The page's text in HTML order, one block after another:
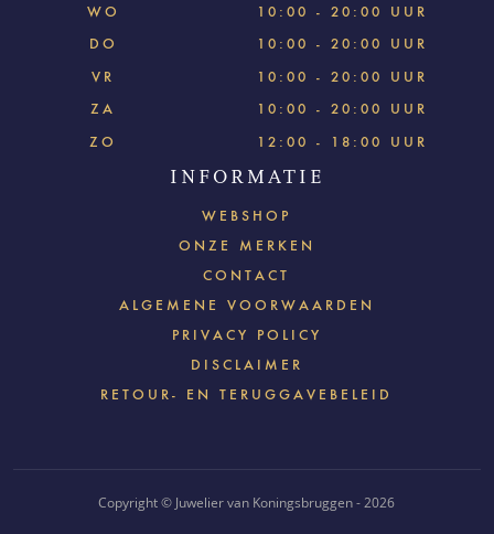
WO
10:00 - 20:00 UUR
DO
10:00 - 20:00 UUR
VR
10:00 - 20:00 UUR
ZA
10:00 - 20:00 UUR
ZO
12:00 - 18:00 UUR
INFORMATIE
WEBSHOP
ONZE MERKEN
CONTACT
ALGEMENE VOORWAARDEN
PRIVACY POLICY
DISCLAIMER
RETOUR- EN TERUGGAVEBELEID
Copyright © Juwelier van Koningsbruggen - 2026